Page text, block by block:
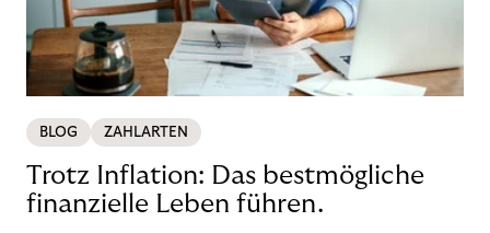
BLOG ZAHLARTEN
Trotz Inflation: Das bestmögliche
finanzielle Leben führen.